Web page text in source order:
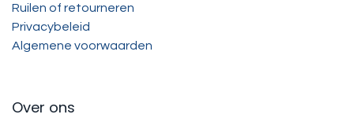
Ruilen of retourneren
Privacybeleid
Algemene voorwaarden
Over ons